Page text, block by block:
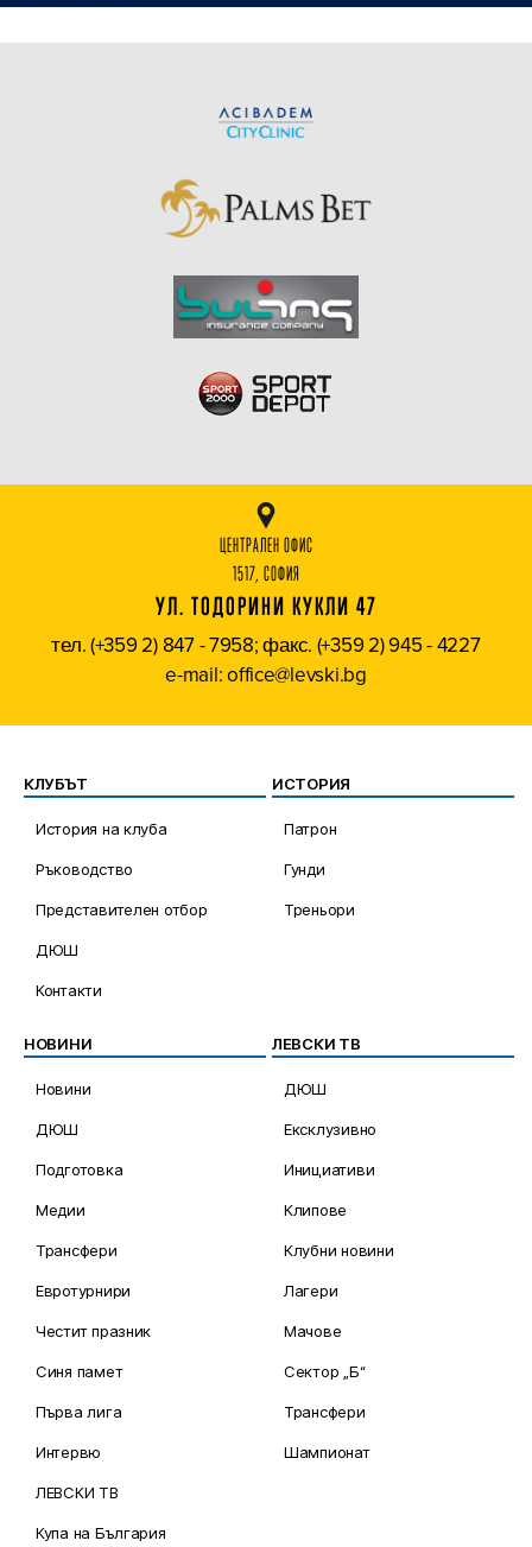
ЦЕНТРАЛЕН ОФИС
1517, СОФИЯ
УЛ. ТОДОРИНИ КУКЛИ 47
тел. (+359 2) 847 - 7958; факс. (+359 2) 945 - 4227
e-mail: office@levski.bg
КЛУБЪТ
История на клуба
Ръководство
Представителен отбор
ДЮШ
Контакти
ИСТОРИЯ
Патрон
Гунди
Треньори
НОВИНИ
Новини
ДЮШ
Подготовка
Медии
Трансфери
Евротурнири
Честит празник
Синя памет
Първа лига
Интервю
ЛЕВСКИ ТВ
Купа на България
ЛЕВСКИ ТВ
ДЮШ
Ексклузивно
Инициативи
Клипове
Клубни новини
Лагери
Мачове
Сектор „Б“
Трансфери
Шампионат